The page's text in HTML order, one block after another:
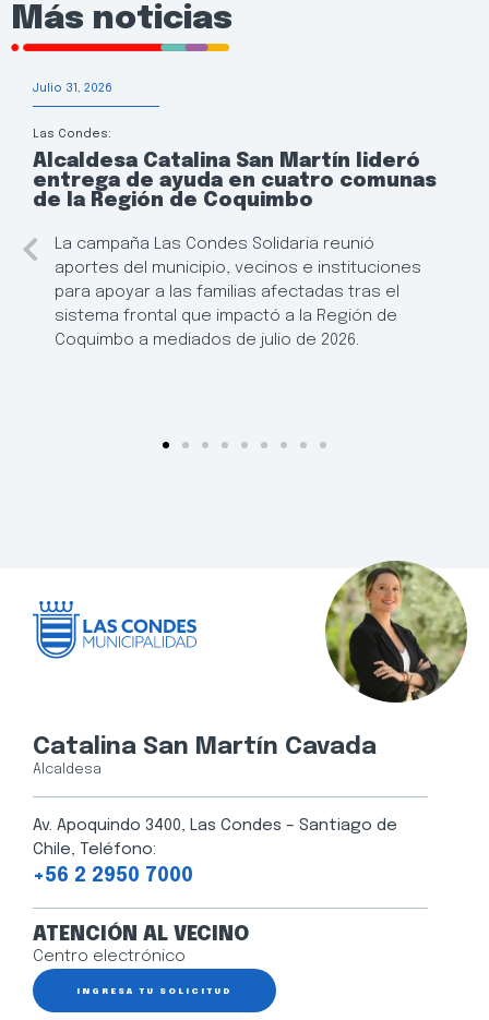
Más noticias
Julio 31, 2026
Las Condes:
Alcaldesa Catalina San Martín lideró
entrega de ayuda en cuatro comunas
de la Región de Coquimbo
La campaña Las Condes Solidaria reunió
aportes del municipio, vecinos e instituciones
para apoyar a las familias afectadas tras el
sistema frontal que impactó a la Región de
Coquimbo a mediados de julio de 2026.
Catalina San Martín Cavada
Alcaldesa
Av. Apoquindo 3400, Las Condes – Santiago de
Chile, Teléfono:
+56 2 2950 7000
ATENCIÓN AL VECINO
Centro electrónico
INGRESA TU SOLICITUD